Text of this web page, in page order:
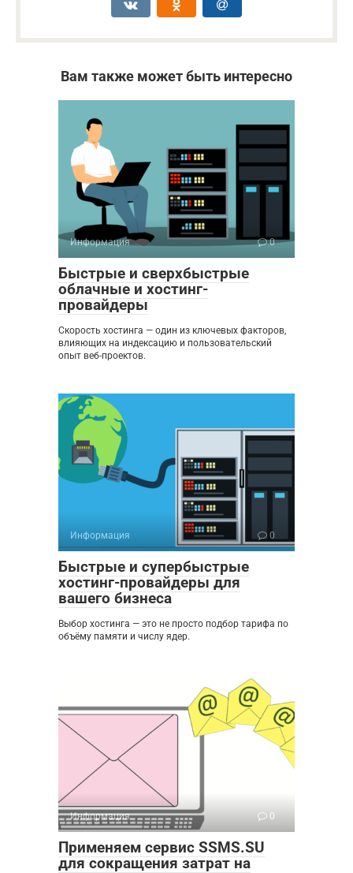
Вам также может быть интересно
Информация 0
Быстрые и сверхбыстрые
облачные и хостинг-
провайдеры
Скорость хостинга — один из ключевых факторов,
влияющих на индексацию и пользовательский
опыт веб-проектов.
Информация 0
Быстрые и супербыстрые
хостинг-провайдеры для
вашего бизнеса
Выбор хостинга — это не просто подбор тарифа по
объёму памяти и числу ядер.
Информация 0
Применяем сервис SSMS.SU
для сокращения затрат на